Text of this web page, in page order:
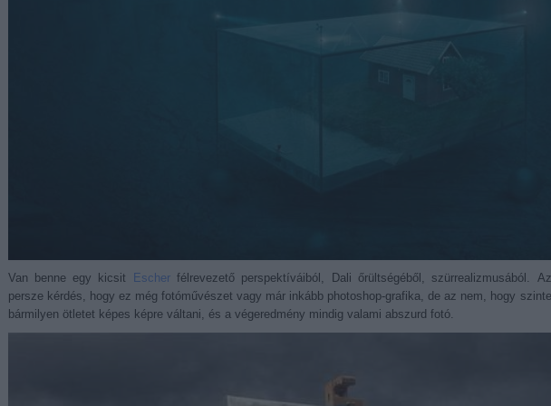
Van benne egy kicsit Escherfélrevezető perspektíváiból, Dali őrültségéből, szürrealizmusából. Az
persze kérdés, hogy ez még fotóművészet vagy már inkább photoshop-grafika, de az nem, hogy szinte
bármilyen ötletet képes képre váltani, és a végeredmény mindig valami abszurd fotó.